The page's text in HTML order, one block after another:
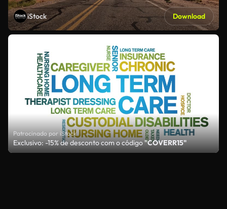
iStock Download
Patrocinado por iStock
Exclusivo: -15% de desconto com o código"COVERR15"